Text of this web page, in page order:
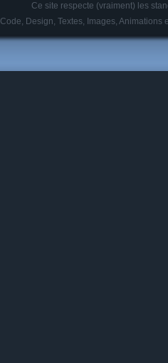
Ce site respecte (vraiment) les
Code, Design, Textes, Images,